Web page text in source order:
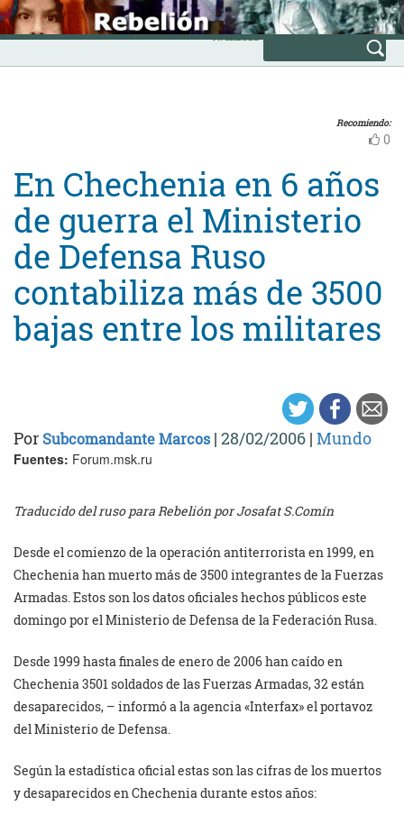
Skip
to
content
INICIO
Avanzada
Recomiendo:
0
En Chechenia en 6 años
de guerra el Ministerio
de Defensa Ruso
contabiliza más de 3500
bajas entre los militares
Por Subcomandante Marcos | 28/02/2006 | Mundo
Fuentes: Forum.msk.ru
Traducido del ruso para Rebelión por Josafat S.Comín
Desde el comienzo de la operación antiterrorista en 1999, en
Chechenia han muerto más de 3500 integrantes de la Fuerzas
Armadas. Estos son los datos oficiales hechos públicos este
domingo por el Ministerio de Defensa de la Federación Rusa.
Desde 1999 hasta finales de enero de 2006 han caído en
Chechenia 3501 soldados de las Fuerzas Armadas, 32 están
desaparecidos, – informó a la agencia «Interfax» el portavoz
del Ministerio de Defensa.
Según la estadística oficial estas son las cifras de los muertos
y desaparecidos en Chechenia durante estos años: